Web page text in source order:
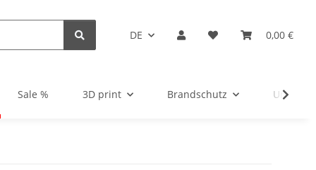
DE 0,00 €
Sale % 3D print Brandschutz